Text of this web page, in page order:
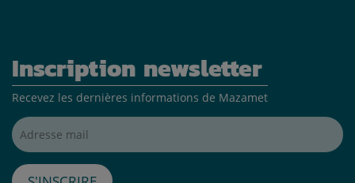
Inscription newsletter
Recevez les dernières informations de Mazamet
Adresse mail*
S'inscrire